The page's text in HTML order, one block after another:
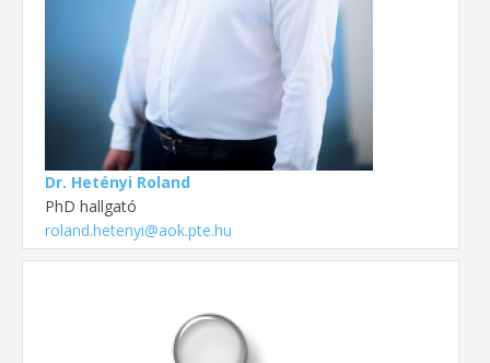
Dr. Hetényi Roland
PhD hallgató
roland.hetenyi@aok.pte.hu